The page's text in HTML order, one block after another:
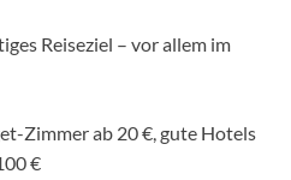
Reiseziel – vor allem im
Zimmer ab 20 €, gute Hotels
€